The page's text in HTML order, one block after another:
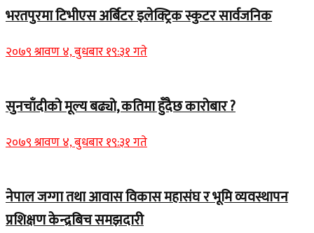
भरतपुरमा टिभीएस अर्बिटर इलेक्ट्रिक स्कुटर सार्वजनिक
२०७९ श्रावण ४, बुधबार १९:३१ गते
सुनचाँदीको मूल्य बढ्यो, कतिमा हुँदैछ कारोबार ?
२०७९ श्रावण ४, बुधबार १९:३१ गते
नेपाल जग्गा तथा आवास विकास महासंघ र भूमि व्यवस्थापन
प्रशिक्षण केन्द्रबिच समझदारी